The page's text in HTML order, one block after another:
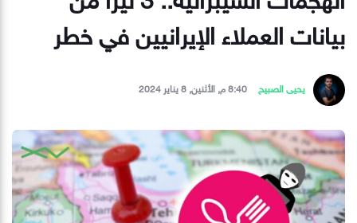
بيانات العملاء الإيرانيين في خطر
يحيى الصبيح 8:40 م, الأثنين, 8 يناير 2024